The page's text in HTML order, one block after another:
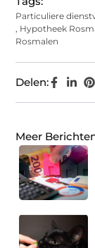
Particuliere
, Hypotheek
Rosmalen
Delen:
Meer